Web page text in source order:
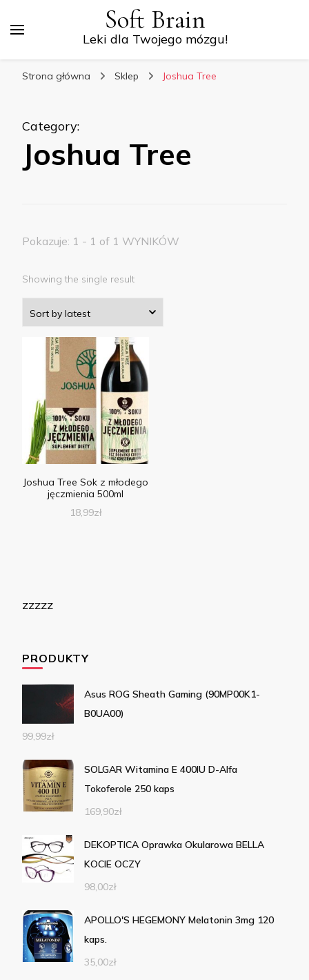
Soft Brain
Leki dla Twojego mózgu!
Strona główna Sklep Joshua Tree
Category:
Joshua Tree
Pokazuje: 1 - 1 of 1 WYNIKÓW
Showing the single result
Joshua Tree Sok z młodego
jęczmienia 500ml
18,99zł
zzzzz
PRODUKTY
Asus ROG Sheath Gaming (90MP00K1-
B0UA00)
99,99zł
SOLGAR Witamina E 400IU D-Alfa
Tokoferole 250 kaps
169,90zł
DEKOPTICA Oprawka Okularowa BELLA
KOCIE OCZY
98,00zł
APOLLO'S HEGEMONY Melatonin 3mg 120
kaps.
35,00zł